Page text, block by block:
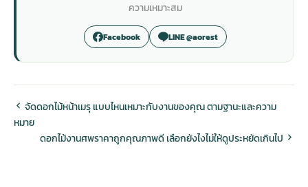
ความเหมาะสม
Facebook LINE @aorest
จัดดอกไม้หน้าเมรุ แบบไหนเหมาะกับงานของคุณ ตามฐานะและความ
หมาย
ดอกไม้งานศพราคาถูกคุณภาพดี เลือกยังไงไม่ให้ดูประหยัดเกินไป